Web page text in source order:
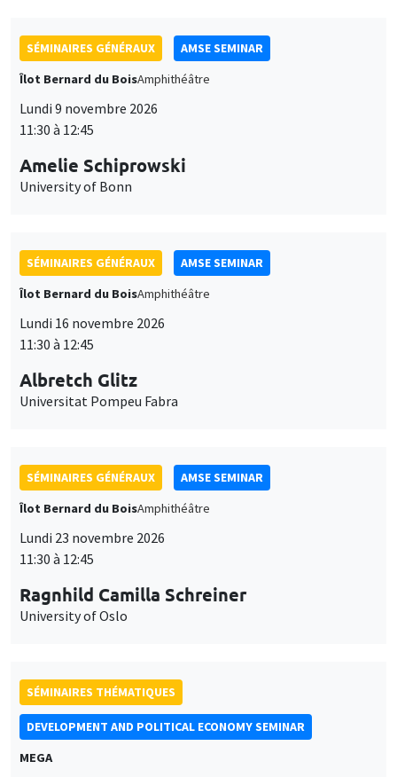
SÉMINAIRES GÉNÉRAUX
AMSE SEMINAR
Îlot Bernard du BoisAmphithéâtre
11:30 à 12:45
University of Bonn
SÉMINAIRES GÉNÉRAUX
AMSE SEMINAR
Îlot Bernard du BoisAmphithéâtre
11:30 à 12:45
Universitat Pompeu Fabra
SÉMINAIRES GÉNÉRAUX
AMSE SEMINAR
Îlot Bernard du BoisAmphithéâtre
11:30 à 12:45
University of Oslo
SÉMINAIRES THÉMATIQUES
DEVELOPMENT AND POLITICAL ECONOMY SEMINAR
MEGA
personnelles
et
des
cookies
politique de confidentialité.
Personnaliser